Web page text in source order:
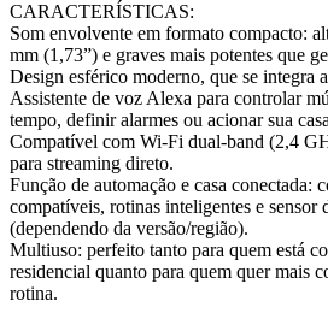
CARACTERÍSTICAS:
Som envolvente em formato compacto:
mm (1,73”) e graves mais potentes que
Design esférico moderno, que se integra
Assistente de voz Alexa para controlar
tempo, definir alarmes ou acionar sua
Compatível com Wi-Fi dual-band (2,4
para streaming direto.
Função de automação e casa conectada:
compatíveis, rotinas inteligentes e sensor
(dependendo da versão/região).
Multiuso: perfeito tanto para quem está
residencial quanto para quem quer mais
rotina.